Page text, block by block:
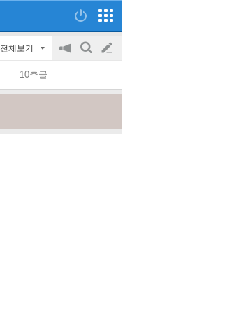
전체보기
공
on/off
검
글
쓰
10추글